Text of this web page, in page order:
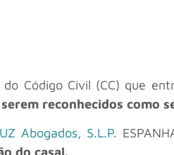
Código Civil (CC) que
reconhecidos como
Abogados, S.L.P.